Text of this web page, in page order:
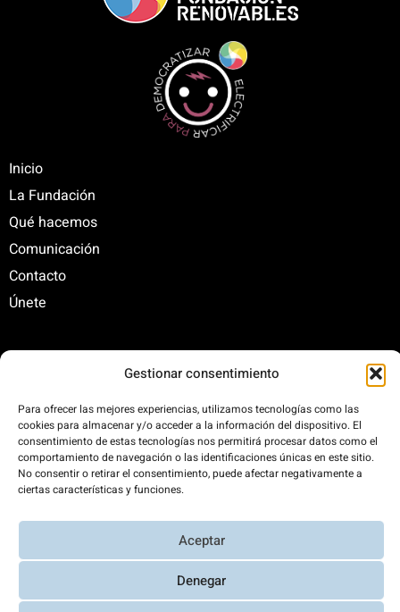
Gestionar consentimiento
Para ofrecer las mejores experiencias, utilizamos tecnologías como las
cookies para almacenar y/o acceder a la información del dispositivo. El
consentimiento de estas tecnologías nos permitirá procesar datos como el
comportamiento de navegación o las identificaciones únicas en este sitio.
No consentir o retirar el consentimiento, puede afectar negativamente a
ciertas características y funciones.
Aceptar
Denegar
Inicio
La Fundación
Qué hacemos
Comunicación
Contacto
Únete
C/ Santa Engracia, 108. 5º Interior. Izda. 28003
fundacion@fundacionrenovables.org
comunicacion@fundacionrenovables.org
Compensamos la huella de carbono en un